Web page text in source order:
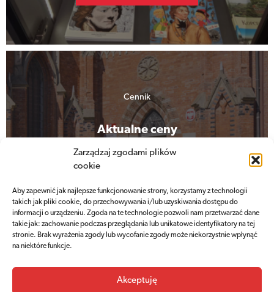
Zarządzaj zgodami plików
cookie
Aby zapewnić jak najlepsze funkcjonowanie strony, korzystamy z technologii
takich jak pliki cookie, do przechowywania i/lub uzyskiwania dostępu do
informacji o urządzeniu. Zgoda na te technologie pozwoli nam przetwarzać dane
takie jak: zachowanie podczas przeglądania lub unikatowe identyfikatory na tej
stronie. Brak wyrażenia zgody lub wycofanie zgody może niekorzystnie wpłynąć
na niektóre funkcje.
Akceptuję
Cennik
Aktualne ceny
biletów wstępu
Sprawdź cennik